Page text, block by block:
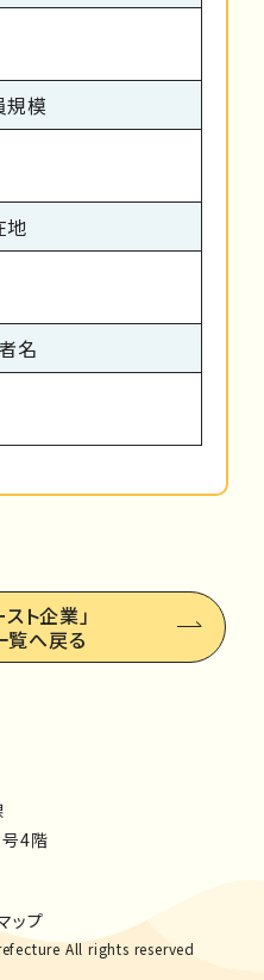
規模
地
名
ト企業」
覧へ戻る
4階
ップ
All rights reserved